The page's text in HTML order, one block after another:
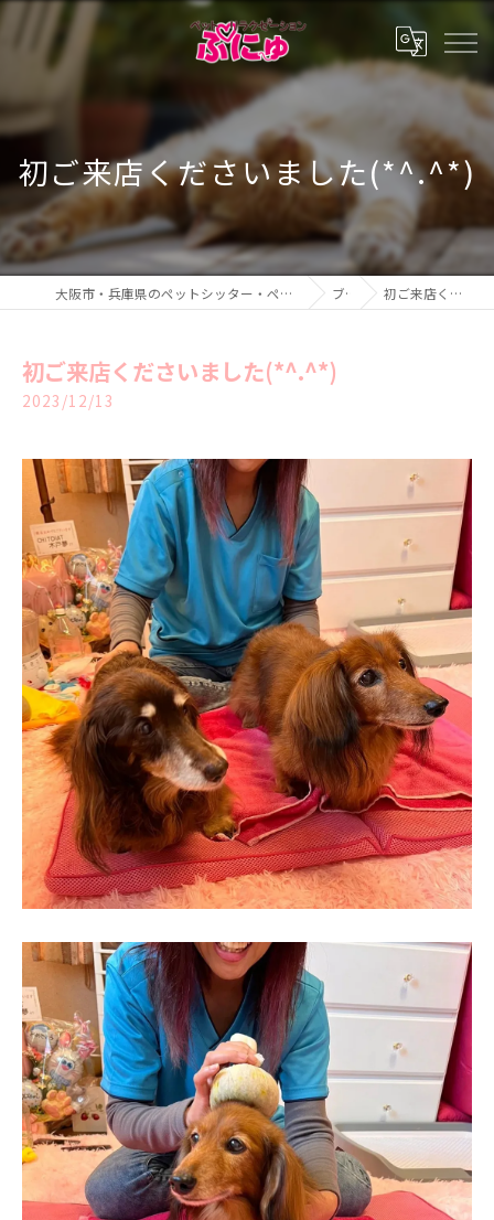
初ご来店くださいました(*^.^*)
大阪市・兵庫県のペットシッター・ペットホテル・ペットリラクゼーション ぷにゅ ブログ 初ご来店くださいました(*^.^*)
初ご来店くださいました(*^.^*)
2023/12/13